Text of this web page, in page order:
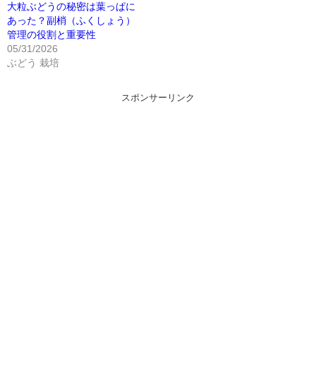
大粒ぶどうの秘密は葉っぱに
あった？副梢（ふくしょう）
管理の役割と重要性
05/31/2026
ぶどう 栽培
スポンサーリンク